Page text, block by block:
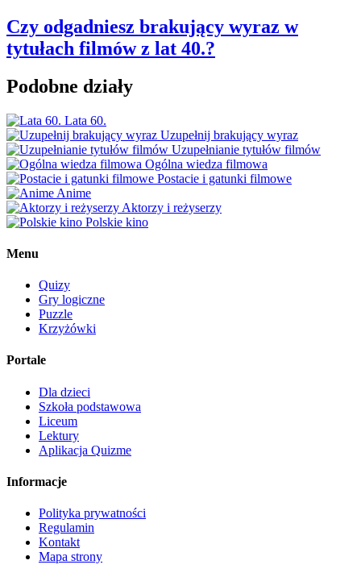
Czy odgadniesz brakujący wyraz w
tytułach filmów z lat 40.?
Podobne działy
Lata 60.
Uzupełnij brakujący wyraz
Uzupełnianie tytułów filmów
Ogólna wiedza filmowa
Postacie i gatunki filmowe
Anime
Aktorzy i reżyserzy
Polskie kino
Menu
Quizy
Gry logiczne
Puzzle
Krzyżówki
Portale
Dla dzieci
Szkoła podstawowa
Liceum
Lektury
Aplikacja Quizme
Informacje
Polityka prywatności
Regulamin
Kontakt
Mapa strony